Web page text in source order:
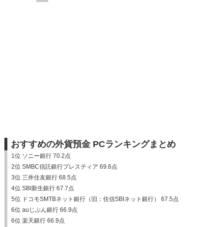
おすすめの外貨預金 PCランキングまとめ
1位 ソニー銀行 70.2点
2位 SMBC信託銀行プレスティア 69.6点
3位 三井住友銀行 68.5点
4位 SBI新生銀行 67.7点
5位 ドコモSMTBネット銀行（旧：住信SBIネット銀行） 67.5点
6位 auじぶん銀行 66.9点
6位 楽天銀行 66.9点